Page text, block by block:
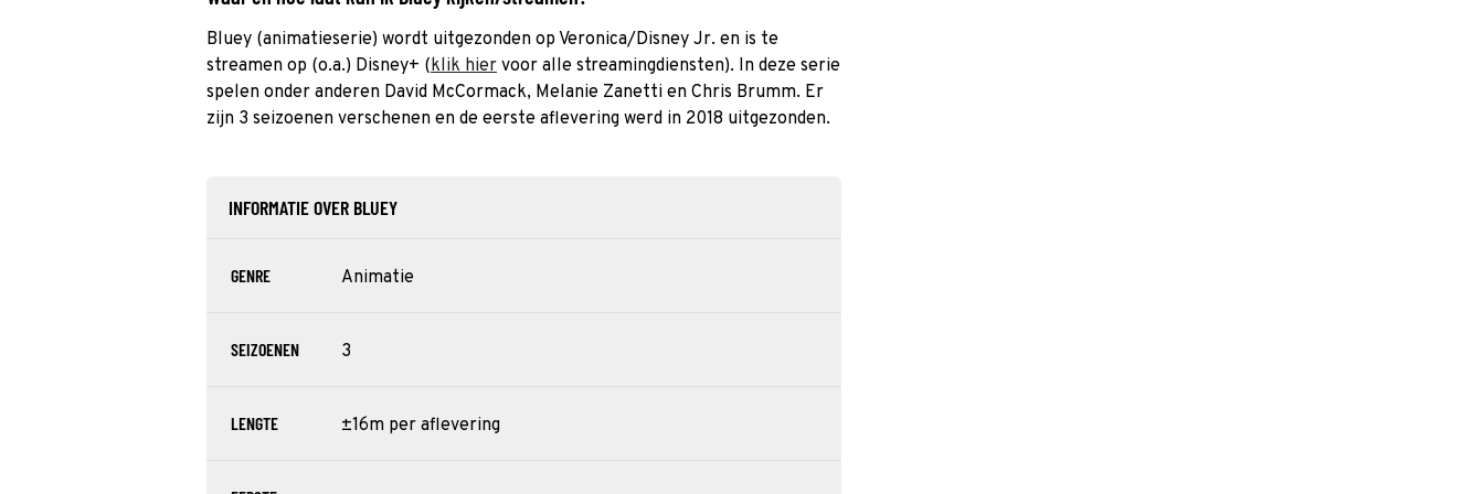
Bluey (animatieserie) wordt uitgezonden op Veronica/Disney Jr. en is te
streamen op (o.a.) Disney+ (klik hier voor alle streamingdiensten). In deze serie
spelen onder anderen David McCormack, Melanie Zanetti en Chris Brumm. Er
zijn 3 seizoenen verschenen en de eerste aflevering werd in 2018 uitgezonden.
INFORMATIE OVER BLUEY
GENRE Animatie
SEIZOENEN 3
LENGTE ±16m per aflevering